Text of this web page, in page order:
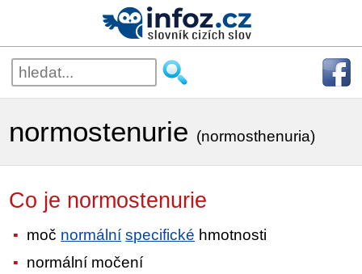
normostenurie (normosthenuria)
Co je normostenurie
moč normální specifické hmotnosti
normální močení